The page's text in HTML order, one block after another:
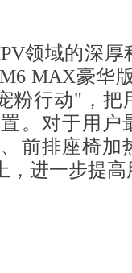
领域的深厚
MAX豪华
粉行动"，把
。对于用户
前排座椅加
，进一步提